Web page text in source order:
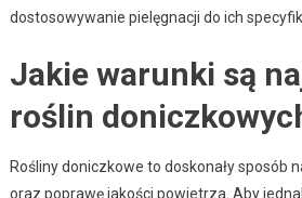
dostosowywanie pielęgnacji do ich
Jakie warunki są
roślin
Rośliny doniczkowe to doskonały sposób
oraz poprawę jakości powietrza. Aby